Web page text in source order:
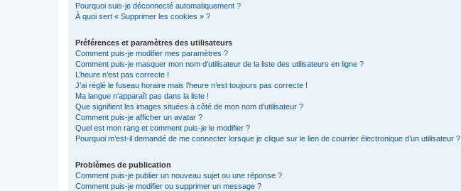
Pourquoi suis-je déconnecté automatiquement ?
À quoi sert « Supprimer les cookies » ?
Préférences et paramètres des utilisateurs
Comment puis-je modifier mes paramètres ?
Comment puis-je masquer mon nom d’utilisateur de la liste des utilisateurs en ligne ?
L’heure n’est pas correcte !
J’ai réglé le fuseau horaire mais l’heure n’est toujours pas correcte !
Ma langue n’apparaît pas dans la liste !
Que signifient les images situées à côté de mon nom d’utilisateur ?
Comment puis-je afficher un avatar ?
Quel est mon rang et comment puis-je le modifier ?
Pourquoi m’est-il demandé de me connecter lorsque je clique sur le lien de courrier électronique d’un utilisateur ?
Problèmes de publication
Comment puis-je publier un nouveau sujet ou une réponse ?
Comment puis-je modifier ou supprimer un message ?